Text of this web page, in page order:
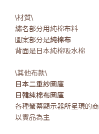
\材質\
繡名部分用純棉布料
圖案部分是純棉布
背面是日本純棉吸水棉
\其他布款\
日本二重紗圖庫
日韓純棉布圖庫
各種螢幕顯示器所呈現的
以實品為主